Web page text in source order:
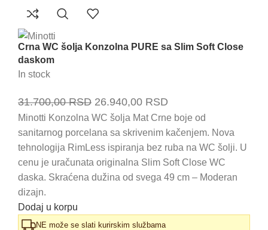
Crna WC šolja Konzolna PURE sa Slim Soft Close
daskom
In stock
31.700,00RSD Originalna
cena
je
bila:
31.700,00 RSD.
26.940,00 RSD
cena
je:
26.940,00 RSD.
Minotti Konzolna WC šolja Mat Crne boje od
sanitarnog porcelana sa skrivenim kačenjem. Nova
tehnologija RimLess ispiranja bez ruba na WC šolji. U
cenu je uračunata originalna Slim Soft Close WC
daska. Skraćena dužina od svega 49 cm – Moderan
dizajn.
Dodaj u korpu
NE može se slati kurirskim službama